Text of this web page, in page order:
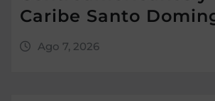
Caribe Santo
Ago 7, 2026